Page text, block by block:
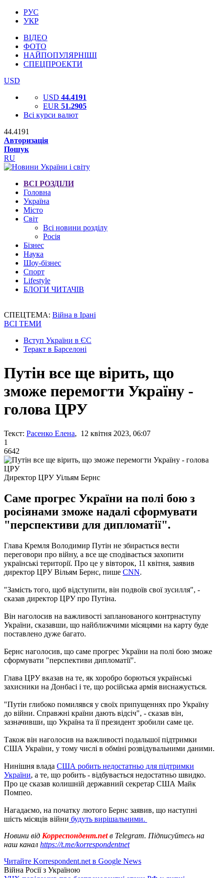
РУС
УКР
ВІДЕО
ФОТО
НАЙПОПУЛЯРНІШІ
СПЕЦПРОЕКТИ
USD
USD 44.4191
EUR 51.2905
Всі курси валют
44.4191
Авторизація
Пошук
RU
ВСІ РОЗДІЛИ
Головна
Україна
Місто
Світ
Всі новини розділу
Росія
Бізнес
Наука
Шоу-бізнес
Спорт
Lifestyle
БЛОГИ ЧИТАЧІВ
СПЕЦТЕМА: Війна в Ірані
ВСІ ТЕМИ
Вступ України в ЄС
Теракт в Барселоні
Путін все ще вірить, що
зможе перемогти Україну -
голова ЦРУ
Текст: Расенко Елена, 12 квітня 2023, 06:07
1
6642
Директор ЦРУ Уільям Бернс
Саме прогрес України на полі бою з
росіянами зможе надалі сформувати
"перспективи для дипломатії".
Глава Кремля Володимир Путін не збирається вести
переговори про війну, а все ще сподівається захопити
українські території. Про це у вівторок, 11 квітня, заявив
директор ЦРУ Вільям Бернс, пише CNN.
"Замість того, щоб відступити, він подвоїв свої зусилля", -
сказав директор ЦРУ про Путіна.
Він наголосив на важливості запланованого контрнаступу
України, сказавши, що найближчими місяцями на карту буде
поставлено дуже багато.
Бернс наголосив, що саме прогрес України на полі бою зможе
сформувати "перспективи дипломатії".
Глава ЦРУ вказав на те, як хоробро борються українські
захисники на Донбасі і те, що російська армія виснажується.
"Путін глибоко помилявся у своїх припущеннях про Україну
до війни. Справжні країни дають відсіч", - сказав він,
зазначивши, що Україна та її президент зробили саме це.
Також він наголосив на важливості подальшої підтримки
США України, у тому числі в обміні розвідувальними даними.
Нинішня влада США робить недостатньо для підтримки
України, а те, що робить - відбувається недостатньо швидко.
Про це сказав колишній державний секретар США Майк
Помпео.
Нагадаємо, на початку лютого Бернс заявив, що наступні
шість місяців війни будуть вирішальними.
Новини від Корреспондент.netв Telegram. Підписуйтесь на
наш канал https://t.me/korrespondentnet
Читайте Korrespondent.net в Google News
Війна Росії з Україною